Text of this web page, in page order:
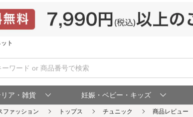
ト
ア・雑貨 妊娠・ベビー・キッズ